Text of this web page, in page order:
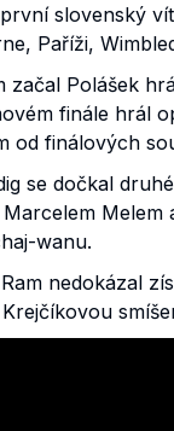
slovenský
Paříži,
začal Polášek
finále hrál
od finálových
se dočkal
wanu.
nedokázal